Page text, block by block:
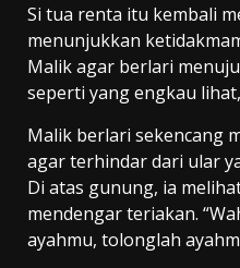
Si tua renta itu kembali
menunjukkan
Malik agar berlari
seperti yang engkau
Malik berlari sekencang
agar terhindar dari ular
Di atas gunung, ia
mendengar teriakan.
ayahmu, tolonglah